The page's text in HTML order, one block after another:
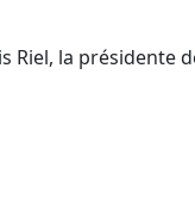
Riel, la présidente